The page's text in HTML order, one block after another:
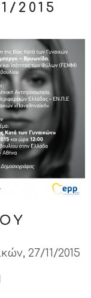
2015
27/11/2015